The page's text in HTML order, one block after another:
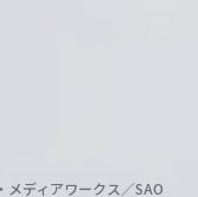
ディアワークス／SAO